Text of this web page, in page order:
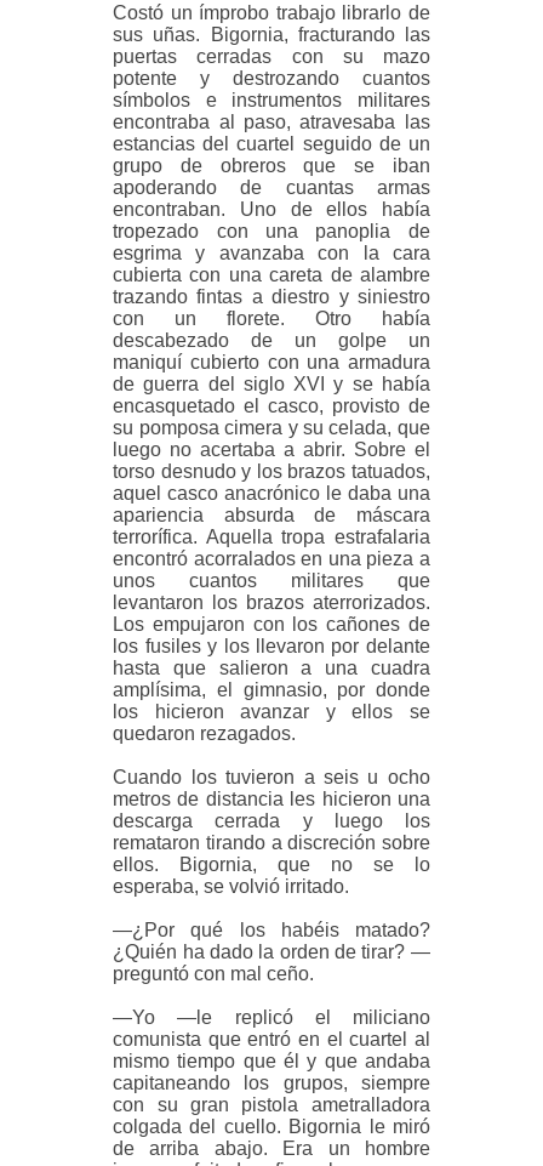
Costó un ímprobo trabajo librarlo de
sus uñas. Bigornia, fracturando las
puertas cerradas con su mazo
potente y destrozando cuantos
símbolos e instrumentos militares
encontraba al paso, atravesaba las
estancias del cuartel seguido de un
grupo de obreros que se iban
apoderando de cuantas armas
encontraban. Uno de ellos había
tropezado con una panoplia de
esgrima y avanzaba con la cara
cubierta con una careta de alambre
trazando fintas a diestro y siniestro
con un florete. Otro había
descabezado de un golpe un
maniquí cubierto con una armadura
de guerra del siglo XVI y se había
encasquetado el casco, provisto de
su pomposa cimera y su celada, que
luego no acertaba a abrir. Sobre el
torso desnudo y los brazos tatuados,
aquel casco anacrónico le daba una
apariencia absurda de máscara
terrorífica. Aquella tropa estrafalaria
encontró acorralados en una pieza a
unos cuantos militares que
levantaron los brazos aterrorizados.
Los empujaron con los cañones de
los fusiles y los llevaron por delante
hasta que salieron a una cuadra
amplísima, el gimnasio, por donde
los hicieron avanzar y ellos se
quedaron rezagados.
Cuando los tuvieron a seis u ocho
metros de distancia les hicieron una
descarga cerrada y luego los
remataron tirando a discreción sobre
ellos. Bigornia, que no se lo
esperaba, se volvió irritado.
—¿Por qué los habéis matado?
¿Quién ha dado la orden de tirar? —
preguntó con mal ceño.
—Yo —le replicó el miliciano
comunista que entró en el cuartel al
mismo tiempo que él y que andaba
capitaneando los grupos, siempre
con su gran pistola ametralladora
colgada del cuello. Bigornia le miró
de arriba abajo. Era un hombre